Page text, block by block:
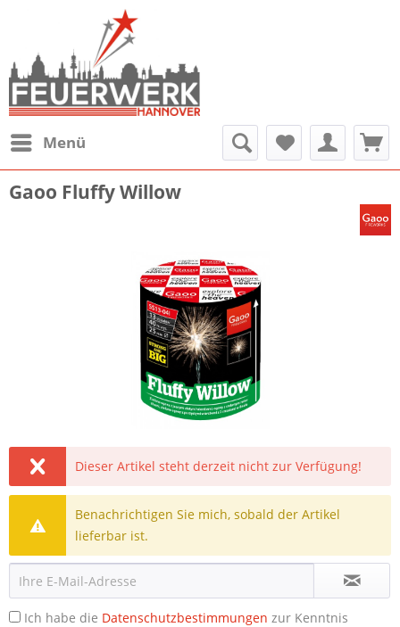
Menü
Gaoo Fluffy Willow
Dieser Artikel steht derzeit nicht zur Verfügung!
Benachrichtigen Sie mich, sobald der Artikel
lieferbar ist.
Ich habe die Datenschutzbestimmungen zur Kenntnis